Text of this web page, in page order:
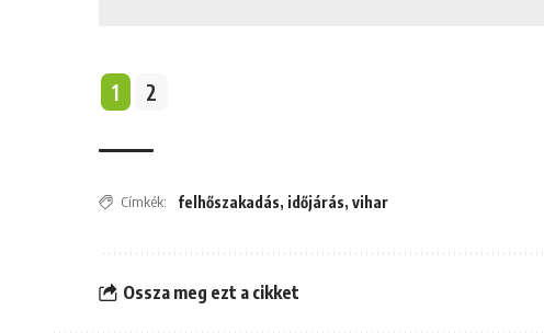
1 2
Címkék: felhőszakadás, időjárás,vihar
Ossza meg ezt a cikket